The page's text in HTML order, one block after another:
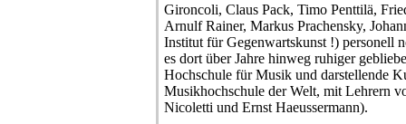
Gironcoli, Claus Pack, Timo Penttilä,
Arnulf Rainer, Markus Prachensky,
Institut für Gegenwartskunst !) personell
es dort über Jahre hinweg ruhiger
Hochschule für Musik und darstellende
Musikhochschule der Welt, mit Lehrern
Nicoletti und Ernst Haeussermann).